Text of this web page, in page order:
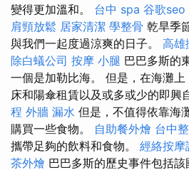
變得更加溫和。 台中 spa 谷歌seo
肩頸放鬆 居家清潔 學整骨 乾旱季
與我們一起度過涼爽的日子。 高雄
除白蟻公司 按摩 小腿 巴巴多斯的
一個是加勒比海。 但是，在海灘
床和陽傘租賃以及或多或少的即興
程 外牆 漏水 但是，不值得依靠海
購買一些食物。 自助餐外燴 台中
攜帶足夠的飲料和食物。 經絡按摩
茶外燴 巴巴多斯的歷史事件包括